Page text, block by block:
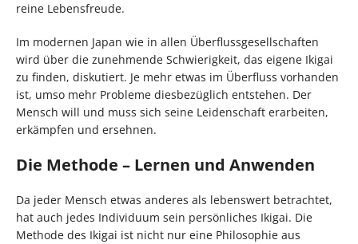
reine Lebensfreude.
Im modernen Japan wie in allen Überflussgesellschaften
wird über die zunehmende Schwierigkeit, das eigene Ikigai
zu finden, diskutiert. Je mehr etwas im Überfluss vorhanden
ist, umso mehr Probleme diesbezüglich entstehen. Der
Mensch will und muss sich seine Leidenschaft erarbeiten,
erkämpfen und ersehnen.
Die Methode – Lernen und Anwenden
Da jeder Mensch etwas anderes als lebenswert betrachtet,
hat auch jedes Individuum sein persönliches Ikigai. Die
Methode des Ikigai ist nicht nur eine Philosophie aus